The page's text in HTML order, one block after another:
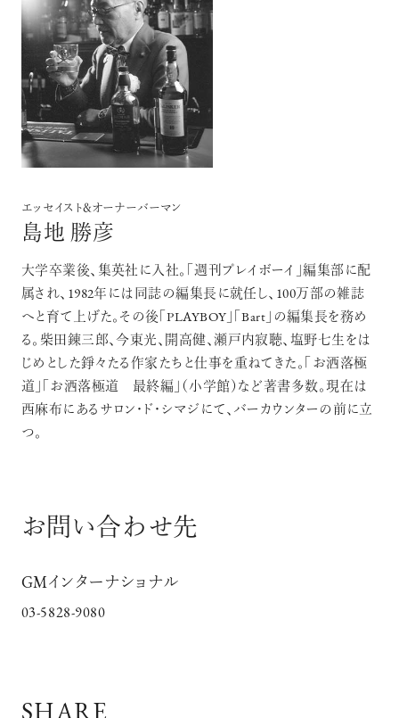
エッセイスト＆オーナーバーマン
島地 勝彦
大学卒業後、集英社に入社。「週刊プレイボーイ」編集部に配
属され、1982年には同誌の編集長に就任し、100万部の雑誌
へと育て上げた。その後「PLAYBOY」「Bart」の編集長を務め
る。柴田錬三郎、今東光、開高健、瀬戸内寂聴、塩野七生をは
じめとした錚々たる作家たちと仕事を重ねてきた。「お洒落極
道」「お洒落極道 最終編」（小学館）など著書多数。現在は
西麻布にあるサロン・ド・シマジにて、バーカウンターの前に立
つ。
お問い合わせ先
GMインターナショナル
03-5828-9080